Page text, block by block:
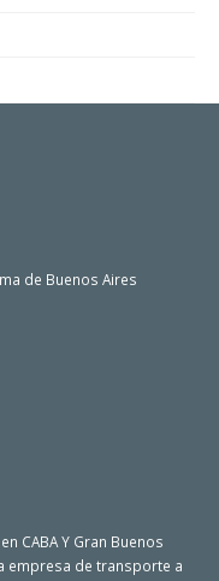
de Buenos Aires
CABA Y Gran Buenos
empresa de transporte a